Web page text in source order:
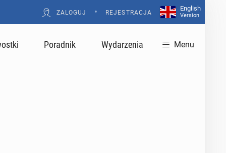
ZALOGUJ • REJESTRACJA
English
Version
Poradnik Wydarzenia Menu